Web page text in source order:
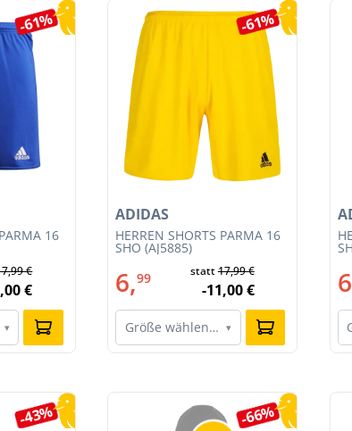
-61%
16
€
€
▾
-61%
HERREN SHORTS PARMA 16
SHO (AJ5885)
ADIDAS
6,99 statt17,99 €
-11,00 €
Größe wählen… ▾
-43% -66%